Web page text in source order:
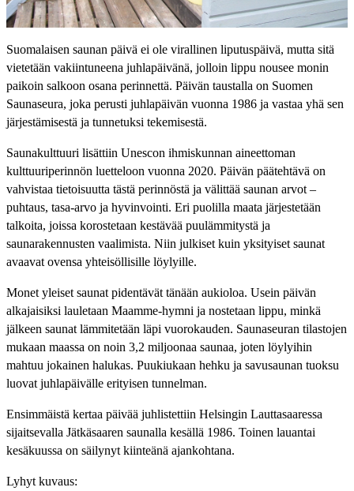
Suomalaisen saunan päivä ei ole virallinen liputuspäivä, mutta sitä
vietetään vakiintuneena juhlapäivänä, jolloin lippu nousee monin
paikoin salkoon osana perinnettä. Päivän taustalla on Suomen
Saunaseura, joka perusti juhlapäivän vuonna 1986 ja vastaa yhä sen
järjestämisestä ja tunnetuksi tekemisestä.
Saunakulttuuri lisättiin Unescon ihmiskunnan aineettoman
kulttuuriperinnön luetteloon vuonna 2020. Päivän päätehtävä on
vahvistaa tietoisuutta tästä perinnöstä ja välittää saunan arvot –
puhtaus, tasa-arvo ja hyvinvointi. Eri puolilla maata järjestetään
talkoita, joissa korostetaan kestävää puulämmitystä ja
saunarakennusten vaalimista. Niin julkiset kuin yksityiset saunat
avaavat ovensa yhteisöllisille löylyille.
Monet yleiset saunat pidentävät tänään aukioloa. Usein päivän
alkajaisiksi lauletaan Maamme-hymni ja nostetaan lippu, minkä
jälkeen saunat lämmitetään läpi vuorokauden. Saunaseuran tilastojen
mukaan maassa on noin 3,2 miljoonaa saunaa, joten löylyihin
mahtuu jokainen halukas. Puukiukaan hehku ja savusaunan tuoksu
luovat juhlapäivälle erityisen tunnelman.
Ensimmäistä kertaa päivää juhlistettiin Helsingin Lauttasaaressa
sijaitsevalla Jätkäsaaren saunalla kesällä 1986. Toinen lauantai
kesäkuussa on säilynyt kiinteänä ajankohtana.
Lyhyt kuvaus: